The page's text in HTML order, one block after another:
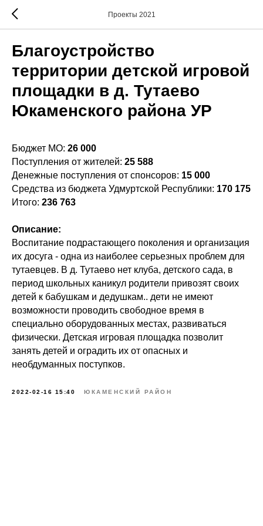
Проекты 2021
Благоустройство
территории детской игровой
площадки в д. Тутаево
Юкаменского района УР
Бюджет МО: 26 000
Поступления от жителей: 25 588
Денежные поступления от спонсоров: 15 000
Средства из бюджета Удмуртской Республики: 170 175
Итого: 236 763
Описание:
Воспитание подрастающего поколения и организация
их досуга - одна из наиболее серьезных проблем для
тутаевцев. В д. Тутаево нет клуба, детского сада, в
период школьных каникул родители привозят своих
детей к бабушкам и дедушкам.. дети не имеют
возможности проводить свободное время в
специально оборудованных местах, развиваться
физически. Детская игровая площадка позволит
занять детей и оградить их от опасных и
необдуманных поступков.
2022-02-16 15:40 ЮКАМЕНСКИЙ РАЙОН